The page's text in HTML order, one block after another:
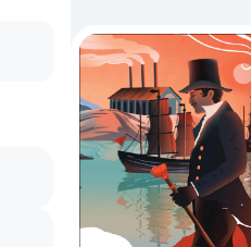
Умные очки